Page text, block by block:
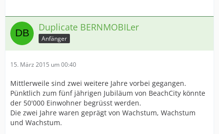
Duplicate BERNMOBILer
Anfänger
15. März 2015 um 00:40
Mittlerweile sind zwei weitere Jahre vorbei gegangen.
Pünktlich zum fünf jährigen Jubiläum von BeachCity könnte
der 50'000 Einwohner begrüsst werden.
Die zwei Jahre waren geprägt von Wachstum, Wachstum
und Wachstum.